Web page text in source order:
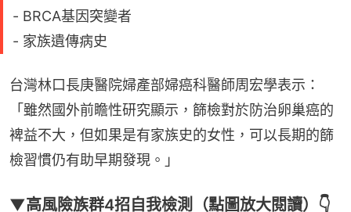
- BRCA基因突變者
- 家族遺傳病史
台灣林口長庚醫院婦產部婦癌科醫師周宏學表示：
「雖然國外前瞻性研究顯示，篩檢對於防治卵巢癌的
裨益不大，但如果是有家族史的女性，可以長期的篩
檢習慣仍有助早期發現。」
▼高風險族群4招自我檢測（點圖放大閱讀）👇